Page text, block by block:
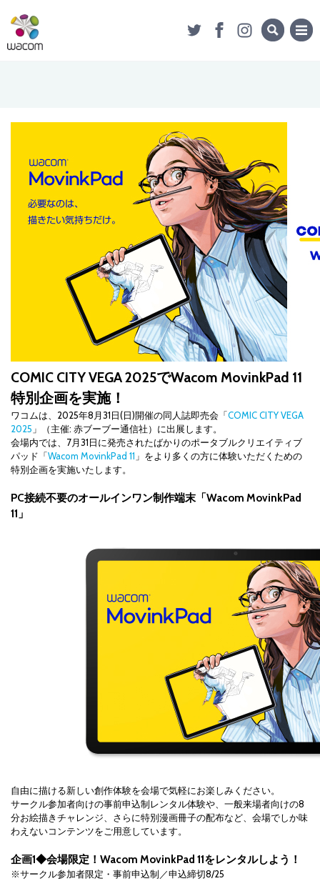
COMIC CITY VEGA 2025でWacom MovinkPad 11
特別企画を実施！
ワコムは、2025年8月31日(日)開催の同人誌即売会「COMIC CITY VEGA
2025 」（主催: 赤ブーブー通信社）に出展します。
会場内では、7月31日に発売されたばかりのポータブルクリエイティブ
パッド「Wacom MovinkPad 11 」をより多くの方に体験いただくための
特別企画を実施いたします。
PC接続不要のオールインワン制作端末「Wacom MovinkPad
11」
自由に描ける新しい創作体験を会場で気軽にお楽しみください。
サークル参加者向けの事前申込制レンタル体験や、一般来場者向けの8
分お絵描きチャレンジ、さらに特別漫画冊子の配布など、会場でしか味
わえないコンテンツをご用意しています。
企画1◆会場限定！Wacom MovinkPad 11をレンタルしよう！
※サークル参加者限定・事前申込制／申込締切8/25